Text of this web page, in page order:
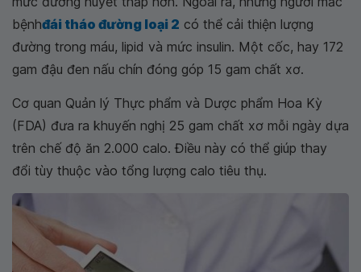
bệnhđái tháo đường loại 2 có thể cải thiện lượng
đường trong máu, lipid và mức insulin. Một cốc, hay 172
gam đậu đen nấu chín đóng góp 15 gam chất xơ.
Cơ quan Quản lý Thực phẩm và Dược phẩm Hoa Kỳ
(FDA) đưa ra khuyến nghị 25 gam chất xơ mỗi ngày dựa
trên chế độ ăn 2.000 calo. Điều này có thể giúp thay
đổi tùy thuộc vào tổng lượng calo tiêu thụ.